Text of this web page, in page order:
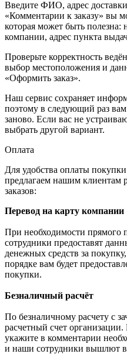
Введите ФИО, адрес
«Комментарии к заказу» вы
которая может быть полезна:
компании, адрес пункта
Проверьте корректность
выбор местоположения и
«Оформить заказ».
Наш сервис сохраняет
поэтому в следующий раз
заново. Если вас не
выбрать другой вариант.
Оплата
Для удобства оплаты
предлагаем нашим клиентам
заказов:
Перевод на карту компании
При необходимости прямого
сотрудники предоставят
денежных средств за
порядке вам будет
покупки.
Безналичный расчёт
По безналичному расчету с
расчетный счет
укажите в комментарии
и наши сотрудники вышлют